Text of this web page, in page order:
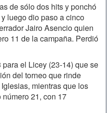
de sólo dos hits y ponchó
luego dio paso a cinco
Jairo Asencio quien
11 de la campaña. Perdió
el Licey (23-14) que se
del torneo que rinde
mientras que los
21, con 17